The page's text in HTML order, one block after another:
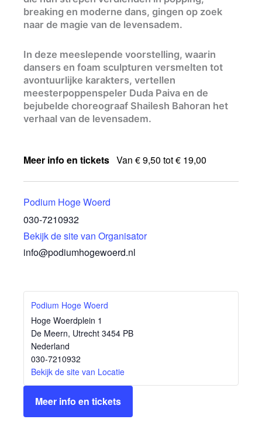
breaking en moderne dans, gingen op zoek
naar de magie van de levensadem.
In deze meeslepende voorstelling, waarin
dansers en foam sculpturen versmelten tot
avontuurlijke karakters, vertellen
meesterpoppenspeler Duda Paiva en de
bejubelde choreograaf Shailesh Bahoran het
verhaal van de levensadem.
Meer info en tickets Van € 9,50 tot € 19,00
Podium Hoge Woerd
030-7210932
Bekijk de site van Organisator
info@podiumhogewoerd.nl
Podium Hoge Woerd
Hoge Woerdplein 1
De Meern, Utrecht 3454 PB
Nederland
030-7210932
Bekijk de site van Locatie
Meer info en tickets